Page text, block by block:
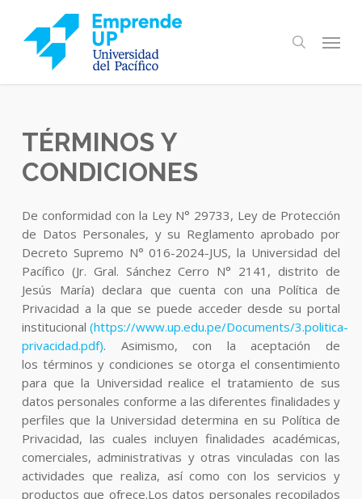
main
search
Menu
TÉRMINOS Y
CONDICIONES
De conformidad con la Ley N° 29733, Ley de Protección
de Datos Personales, y su Reglamento aprobado por
Decreto Supremo N° 016-2024-JUS, la Universidad del
Pacífico (Jr. Gral. Sánchez Cerro N° 2141, distrito de
Jesús María) declara que cuenta con una Política de
Privacidad a la que se puede acceder desde su portal
institucional (https://www.up.edu.pe/Documents/3.politica-
privacidad.pdf). Asimismo, con la aceptación de
los términos y condiciones se otorga el consentimiento
para que la Universidad realice el tratamiento de sus
datos personales conforme a las diferentes finalidades y
perfiles que la Universidad determina en su Política de
Privacidad, las cuales incluyen finalidades académicas,
comerciales, administrativas y otras vinculadas con las
actividades que realiza, así como con los servicios y
productos que ofrece.Los datos personales recopilados